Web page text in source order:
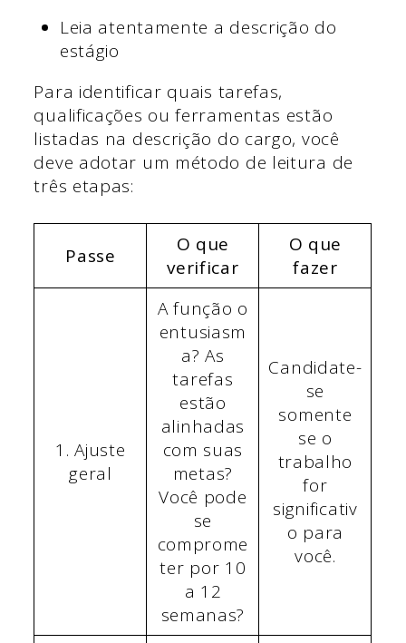
Leia atentamente a descrição do
estágio
Para identificar quais tarefas,
qualificações ou ferramentas estão
listadas na descrição do cargo, você
deve adotar um método de leitura de
três etapas:
Passe
O que
verificar
O que
fazer
1. Ajuste
geral
A função o
entusiasm
a? As
tarefas
estão
alinhadas
com suas
metas?
Você pode
se
comprome
ter por 10
a 12
semanas?
Candidate-
se
somente
se o
trabalho
for
significativ
o para
você.